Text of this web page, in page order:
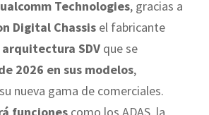
Technologies, gracias a
Digital Chassis el fabricante
arquitectura SDV que se
2026 en sus modelos,
nueva gama de comerciales.